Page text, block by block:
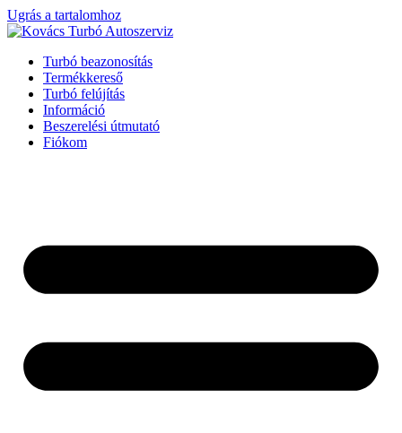
Ugrás a tartalomhoz
Turbó beazonosítás
Termékkereső
Turbó felújítás
Információ
Beszerelési útmutató
Fiókom